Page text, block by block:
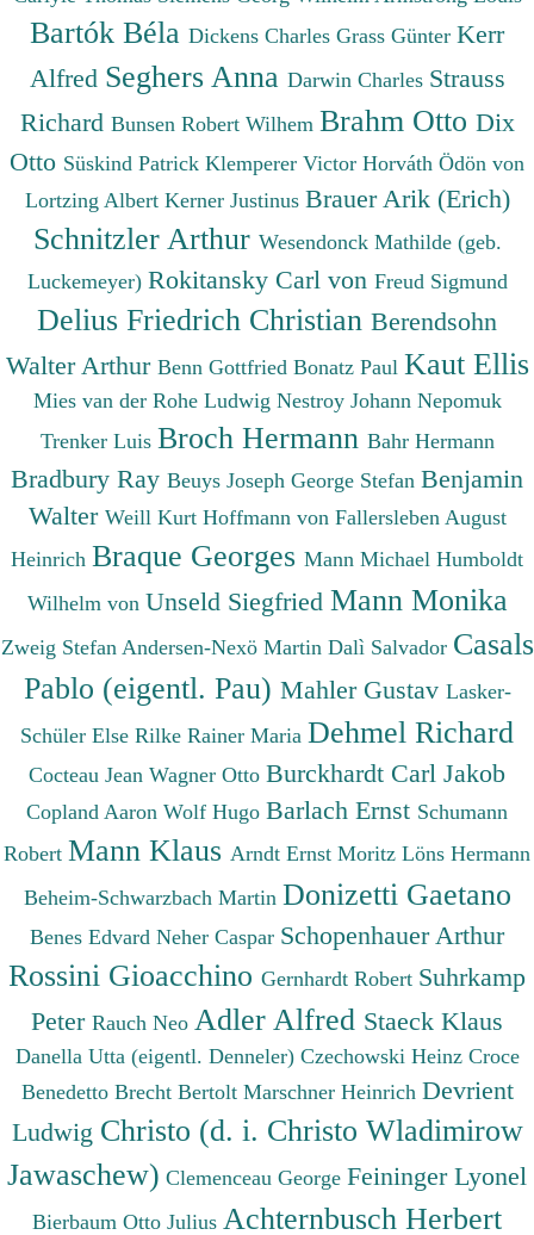
Bartók Béla Dickens Charles Grass Günter Kerr
Alfred Seghers Anna Darwin Charles Strauss
Richard Bunsen Robert Wilhem Brahm Otto Dix
Otto Süskind Patrick Klemperer Victor Horváth Ödön von
Lortzing Albert Kerner Justinus Brauer Arik (Erich)
Schnitzler Arthur Wesendonck Mathilde (geb.
Luckemeyer) Rokitansky Carl von Freud Sigmund
Delius Friedrich Christian Berendsohn
Walter Arthur Benn Gottfried Bonatz Paul Kaut Ellis
Mies van der Rohe Ludwig Nestroy Johann Nepomuk
Trenker Luis Broch Hermann Bahr Hermann
Bradbury Ray Beuys Joseph George Stefan Benjamin
Walter Weill Kurt Hoffmann von Fallersleben August
Heinrich Braque Georges Mann Michael Humboldt
Wilhelm von Unseld Siegfried Mann Monika
Zweig Stefan Andersen-Nexö Martin Dalì Salvador Casals
Pablo (eigentl. Pau) Mahler Gustav Lasker-
Schüler Else Rilke Rainer Maria Dehmel Richard
Cocteau Jean Wagner Otto Burckhardt Carl Jakob
Copland Aaron Wolf Hugo Barlach Ernst Schumann
Robert Mann Klaus Arndt Ernst Moritz Löns Hermann
Beheim-Schwarzbach Martin Donizetti Gaetano
Benes Edvard Neher Caspar Schopenhauer Arthur
Rossini Gioacchino Gernhardt Robert Suhrkamp
Peter Rauch Neo Adler Alfred Staeck Klaus
Danella Utta (eigentl. Denneler) Czechowski Heinz Croce
Benedetto Brecht Bertolt Marschner Heinrich Devrient
Ludwig Christo (d. i. Christo Wladimirow
Jawaschew) Clemenceau George Feininger Lyonel
Bierbaum Otto Julius Achternbusch Herbert